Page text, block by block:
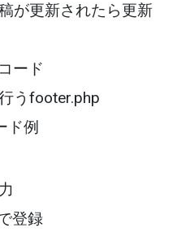
が更新されたら更新
ード
うfooter.php
ド例
登録